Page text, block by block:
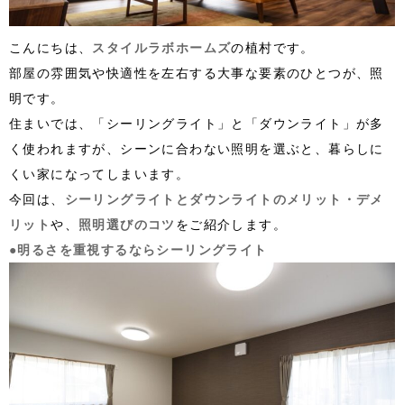
こんにちは、 スタイルラボホームズの植村です。
部屋の雰囲気や快適性を左右する大事な要素のひとつが、照
明です。
住まいでは、「シーリングライト」と「ダウンライト」が多
く使われますが、シーンに合わない照明を選ぶと、暮らしに
くい家になってしまいます。
今回は、 シーリングライトとダウンライトのメリット・デメ
リットや、 照明選びのコツ をご紹介します。
●明るさを重視するならシーリングライト